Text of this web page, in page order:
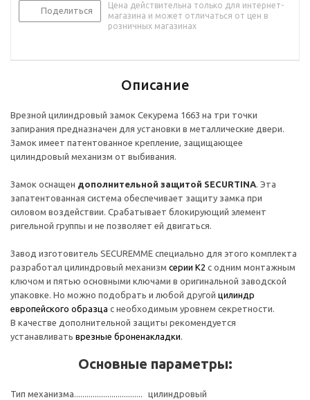
Поделиться
Цена действительна только для интернет-
магазина и может отличаться от цен в
розничных магазинах
Описание
Врезной цилиндровый замок Секурема 1663 на три точки
запирания предназначен для установки в металлические двери.
Замок имеет патентованное крепление, защищающее
цилиндровый механизм от выбивания.
Замок оснащен дополнительной защитой SECURTINA. Эта
запатентованная система обеспечивает защиту замка при
силовом воздействии. Срабатывает блокирующий элемент
ригельной группы и не позволяет ей двигаться.
Завод изготовитель SECUREMME специально для этого комплекта
разработал цилиндровый механизм серии К2 с одним монтажным
ключом и пятью основными ключами в оригинальной заводской
упаковке. Но можно подобрать и любой другой цилиндр
европейского образца с необходимым уровнем секретности.
В качестве дополнительной защиты рекомендуется
устанавливать врезные броненакладки.
Основные параметры:
Тип механизма.................................
цилиндровый